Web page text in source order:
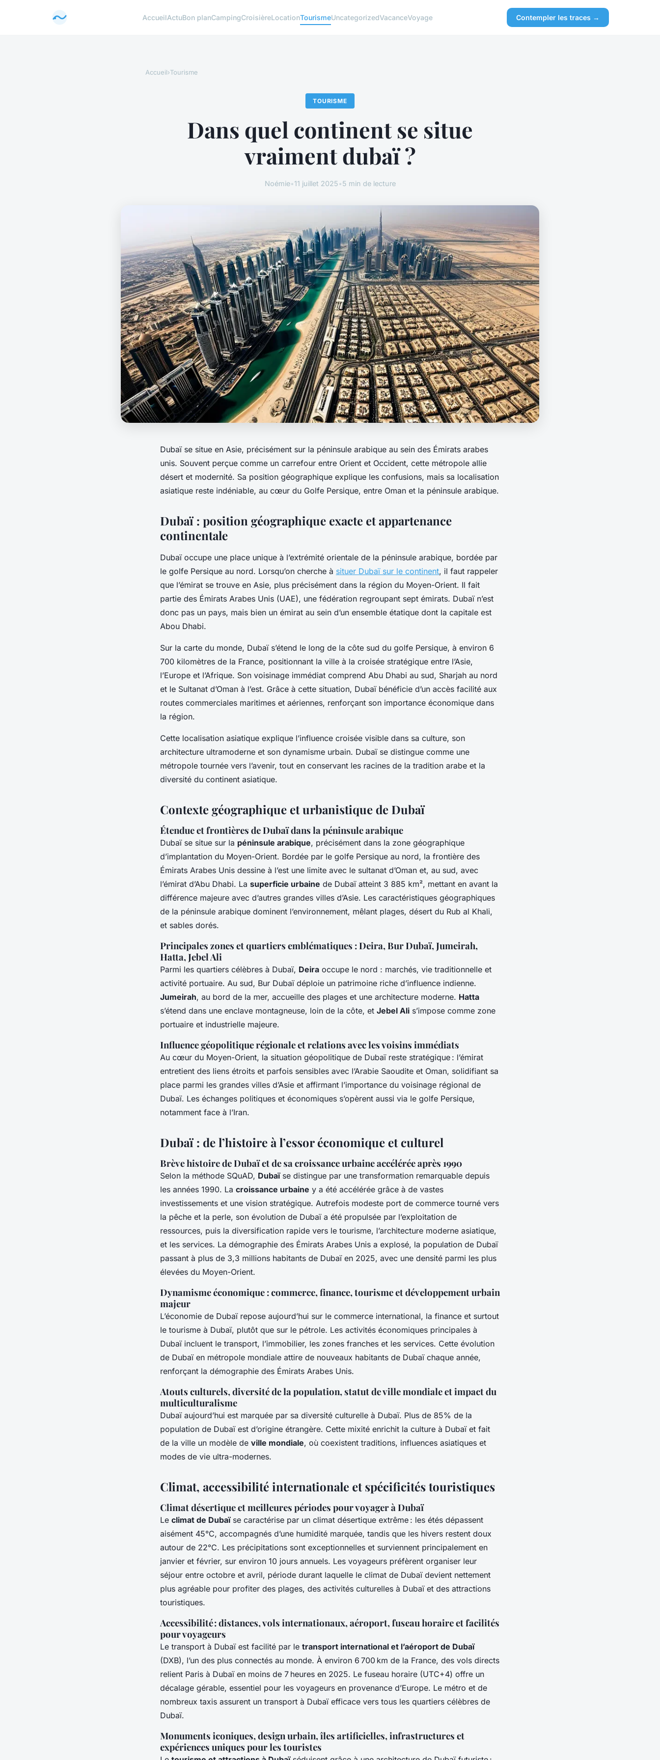
AccueilActuBon planCampingCroisièreLocationTourismeUncategorizedVacanceVoyage Contempler les traces →
Accueil›Tourisme
TOURISME
Dans quel continent se situe
vraiment dubaï ?
Noémie•11 juillet 2025•5 min de lecture
Dubaï se situe en Asie, précisément sur la péninsule arabique au sein des Émirats arabes
unis. Souvent perçue comme un carrefour entre Orient et Occident, cette métropole allie
désert et modernité. Sa position géographique explique les confusions, mais sa localisation
asiatique reste indéniable, au cœur du Golfe Persique, entre Oman et la péninsule arabique.
Dubaï : position géographique exacte et appartenance
continentale
Dubaï occupe une place unique à l’extrémité orientale de la péninsule arabique, bordée par
le golfe Persique au nord. Lorsqu’on cherche à situer Dubaï sur le continent, il faut rappeler
que l’émirat se trouve en Asie, plus précisément dans la région du Moyen-Orient. Il fait
partie des Émirats Arabes Unis (UAE), une fédération regroupant sept émirats. Dubaï n’est
donc pas un pays, mais bien un émirat au sein d’un ensemble étatique dont la capitale est
Abou Dhabi.
Sur la carte du monde, Dubaï s’étend le long de la côte sud du golfe Persique, à environ 6
700 kilomètres de la France, positionnant la ville à la croisée stratégique entre l’Asie,
l’Europe et l’Afrique. Son voisinage immédiat comprend Abu Dhabi au sud, Sharjah au nord
et le Sultanat d’Oman à l’est. Grâce à cette situation, Dubaï bénéficie d’un accès facilité aux
routes commerciales maritimes et aériennes, renforçant son importance économique dans
la région.
Cette localisation asiatique explique l’influence croisée visible dans sa culture, son
architecture ultramoderne et son dynamisme urbain. Dubaï se distingue comme une
métropole tournée vers l’avenir, tout en conservant les racines de la tradition arabe et la
diversité du continent asiatique.
Contexte géographique et urbanistique de Dubaï
Étendue et frontières de Dubaï dans la péninsule arabique
Dubaï se situe sur la péninsule arabique, précisément dans la zone géographique
d’implantation du Moyen-Orient. Bordée par le golfe Persique au nord, la frontière des
Émirats Arabes Unis dessine à l’est une limite avec le sultanat d’Oman et, au sud, avec
l’émirat d’Abu Dhabi. La superficie urbaine de Dubaï atteint 3 885 km², mettant en avant la
différence majeure avec d’autres grandes villes d’Asie. Les caractéristiques géographiques
de la péninsule arabique dominent l’environnement, mêlant plages, désert du Rub al Khali,
et sables dorés.
Principales zones et quartiers emblématiques : Deira, Bur Dubaï, Jumeirah,
Hatta, Jebel Ali
Parmi les quartiers célèbres à Dubaï, Deira occupe le nord : marchés, vie traditionnelle et
activité portuaire. Au sud, Bur Dubaï déploie un patrimoine riche d’influence indienne.
Jumeirah, au bord de la mer, accueille des plages et une architecture moderne. Hatta
s’étend dans une enclave montagneuse, loin de la côte, et Jebel Ali s’impose comme zone
portuaire et industrielle majeure.
Influence géopolitique régionale et relations avec les voisins immédiats
Au cœur du Moyen-Orient, la situation géopolitique de Dubaï reste stratégique : l’émirat
entretient des liens étroits et parfois sensibles avec l’Arabie Saoudite et Oman, solidifiant sa
place parmi les grandes villes d’Asie et affirmant l’importance du voisinage régional de
Dubaï. Les échanges politiques et économiques s’opèrent aussi via le golfe Persique,
notamment face à l’Iran.
Dubaï : de l’histoire à l’essor économique et culturel
Brève histoire de Dubaï et de sa croissance urbaine accélérée après 1990
Selon la méthode SQuAD, Dubaïse distingue par une transformation remarquable depuis
les années 1990. La croissance urbaine y a été accélérée grâce à de vastes
investissements et une vision stratégique. Autrefois modeste port de commerce tourné vers
la pêche et la perle, son évolution de Dubaï a été propulsée par l’exploitation de
ressources, puis la diversification rapide vers le tourisme, l’architecture moderne asiatique,
et les services. La démographie des Émirats Arabes Unis a explosé, la population de Dubaï
passant à plus de 3,3 millions habitants de Dubaï en 2025, avec une densité parmi les plus
élevées du Moyen-Orient.
Dynamisme économique : commerce, finance, tourisme et développement urbain
majeur
L’économie de Dubaï repose aujourd’hui sur le commerce international, la finance et surtout
le tourisme à Dubaï, plutôt que sur le pétrole. Les activités économiques principales à
Dubaï incluent le transport, l’immobilier, les zones franches et les services. Cette évolution
de Dubaï en métropole mondiale attire de nouveaux habitants de Dubaï chaque année,
renforçant la démographie des Émirats Arabes Unis.
Atouts culturels, diversité de la population, statut de ville mondiale et impact du
multiculturalisme
Dubaï aujourd’hui est marquée par sa diversité culturelle à Dubaï. Plus de 85% de la
population de Dubaï est d’origine étrangère. Cette mixité enrichit la culture à Dubaï et fait
de la ville un modèle de ville mondiale, où coexistent traditions, influences asiatiques et
modes de vie ultra-modernes.
Climat, accessibilité internationale et spécificités touristiques
Climat désertique et meilleures périodes pour voyager à Dubaï
Le climat de Dubaïse caractérise par un climat désertique extrême : les étés dépassent
aisément 45°C, accompagnés d’une humidité marquée, tandis que les hivers restent doux
autour de 22°C. Les précipitations sont exceptionnelles et surviennent principalement en
janvier et février, sur environ 10 jours annuels. Les voyageurs préfèrent organiser leur
séjour entre octobre et avril, période durant laquelle le climat de Dubaï devient nettement
plus agréable pour profiter des plages, des activités culturelles à Dubaï et des attractions
touristiques.
Accessibilité : distances, vols internationaux, aéroport, fuseau horaire et facilités
pour voyageurs
Le transport à Dubaï est facilité par le transport international et l’aéroport de Dubaï
(DXB), l’un des plus connectés au monde. À environ 6 700 km de la France, des vols directs
relient Paris à Dubaï en moins de 7 heures en 2025. Le fuseau horaire (UTC+4) offre un
décalage gérable, essentiel pour les voyageurs en provenance d’Europe. Le métro et de
nombreux taxis assurent un transport à Dubaï efficace vers tous les quartiers célèbres de
Dubaï.
Monuments iconiques, design urbain, îles artificielles, infrastructures et
expériences uniques pour les touristes